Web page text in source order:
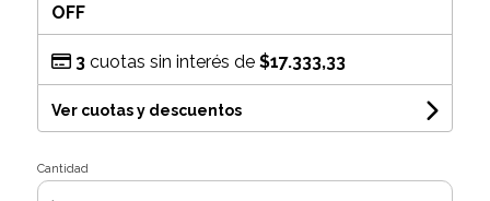
OFF
3cuotas sin interés de $17.333,33
Ver cuotas y descuentos
Cantidad